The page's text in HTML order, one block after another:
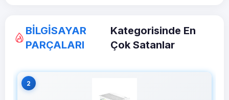
BİLGİSAYAR
PARÇALARI
Kategorisinde En
Çok Satanlar
2